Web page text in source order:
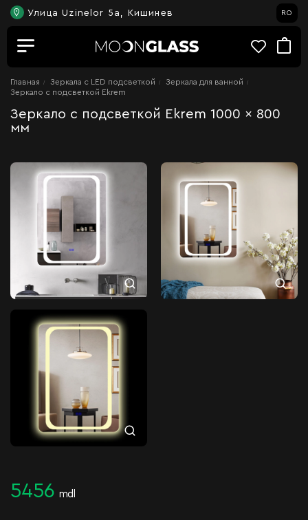
Улица Uzinelor 5a, Кишинев RO
Главная Зеркала c LED подсветкой
Зеркала для ванной
Зеркало с подсветкой Ekrem
Зеркало с подсветкой Ekrem 1000 x 800
мм
5456 mdl